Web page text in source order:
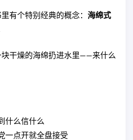
有个特别经典的概念： 海绵式
块干燥的海绵扔进水里——来什么
什么信什么
一点开就全盘接受